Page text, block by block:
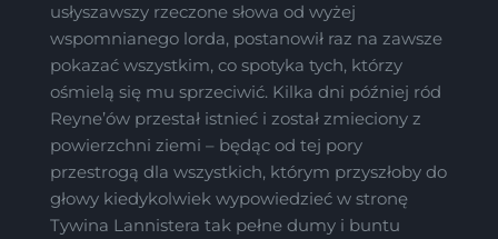
usłyszawszy rzeczone słowa od wyżej
wspomnianego lorda, postanowił raz na zawsze
pokazać wszystkim, co spotyka tych, którzy
ośmielą się mu sprzeciwić. Kilka dni później ród
Reyne’ów przestał istnieć i został zmieciony z
powierzchni ziemi – będąc od tej pory
przestrogą dla wszystkich, którym przyszłoby do
głowy kiedykolwiek wypowiedzieć w stronę
Tywina Lannistera tak pełne dumy i buntu